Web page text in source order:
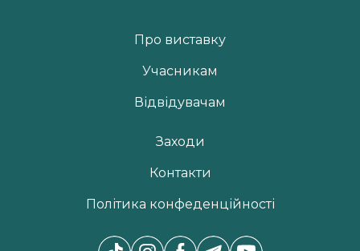
Про виставку
Учасникам
Відвідувачам
Заходи
Контакти
Політика конфеденційності